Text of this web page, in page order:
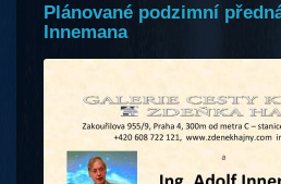
Plánované podzimní
Innemana